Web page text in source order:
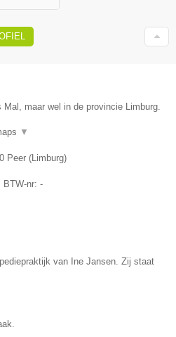
maar wel in de provincie Limburg.
▼
Peer (Limburg)
, BTW-nr: -
van Ine Jansen. Zij staat